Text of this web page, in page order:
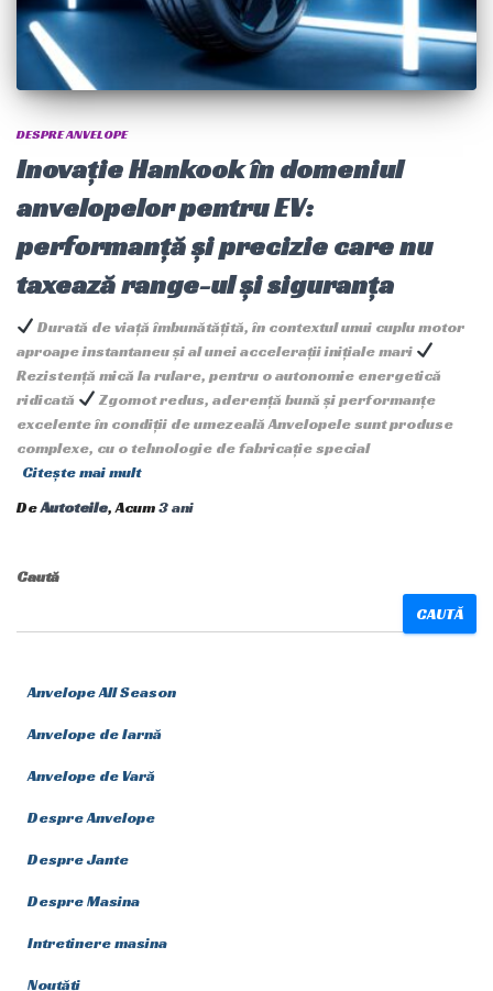
DESPRE ANVELOPE
Inovație Hankook în domeniul
anvelopelor pentru EV:
performanță și precizie care nu
taxează range-ul și siguranța
Durată de viață îmbunătățită, în contextul unui cuplu motor
aproape instantaneu și al unei accelerații inițiale mari
Rezistență mică la rulare, pentru o autonomie energetică
ridicată
Zgomot redus, aderență bună și performanțe
excelente în condiții de umezeală Anvelopele sunt produse
complexe, cu o tehnologie de fabricație special
Citește mai mult
DeAutoteile, Acum3 ani
Caută
CAUTĂ
Anvelope All Season
Anvelope de Iarnă
Anvelope de Vară
Despre Anvelope
Despre Jante
Despre Masina
Intretinere masina
Noutăți